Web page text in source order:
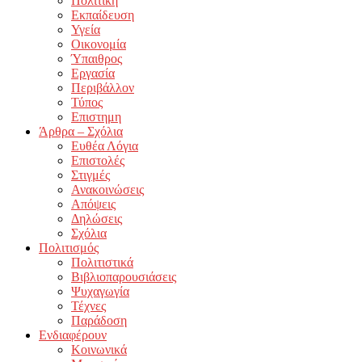
Εκπαίδευση
Υγεία
Οικονομία
Ύπαιθρος
Εργασία
Περιβάλλον
Τύπος
Επιστημη
Άρθρα – Σχόλια
Ευθέα Λόγια
Επιστολές
Στιγμές
Ανακοινώσεις
Απόψεις
Δηλώσεις
Σχόλια
Πολιτισμός
Πολιτιστικά
Βιβλιοπαρουσιάσεις
Ψυχαγωγία
Τέχνες
Παράδοση
Ενδιαφέρουν
Κοινωνικά